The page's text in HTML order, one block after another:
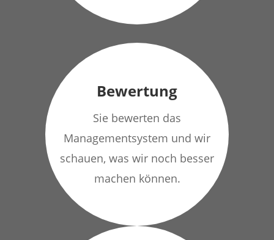
Bewertung
Sie bewerten das
Managementsystem und wir
schauen, was wir noch besser
machen können.